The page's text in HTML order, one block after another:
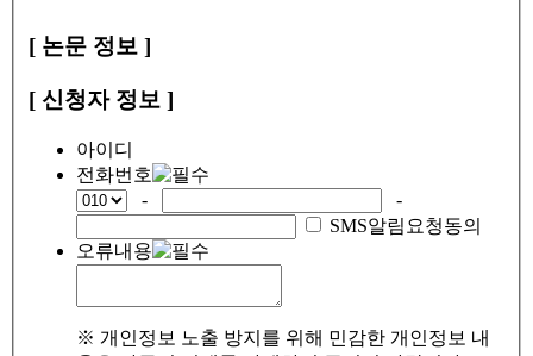
[ 논문 정보 ]
[ 신청자 정보 ]
아이디
전화번호
-
-
SMS알림요청동의
오류내용
※ 개인정보 노출 방지를 위해 민감한 개인정보 내